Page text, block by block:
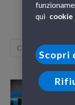
qui cookie
Scopri